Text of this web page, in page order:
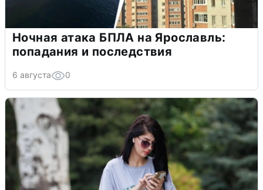
Ночная атака БПЛА на Ярославль:
попадания и последствия
6 августа 0